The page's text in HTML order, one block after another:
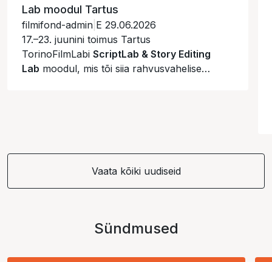
Lab moodul Tartus
17.–23. juunini toimus Tartus
TorinoFilmLabi ScriptLab & Story Editing
Lab moodul, mis tõi siia rahvusvahelise
filmifond-admin E 29.06.2026
Vaata kõiki uudiseid
Sündmused